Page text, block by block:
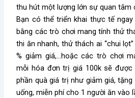
thu hút một lượng lớn sự quan tâm
Bạn có thể triển khai thực tế
bằng các trò chơi mang tính thử
thi ăn nhanh, thử thách ai “chui
% giảm giá,…hoặc các trò chơi
mỗi hóa đơn trị giá 100k sẽ
phần quà giá trị như giảm giá,
uống, miễn phí cho 1 người ăn vào